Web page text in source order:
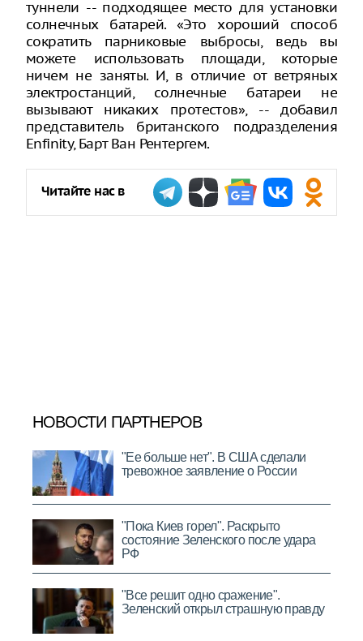
туннели -- подходящее место для установки
солнечных батарей. «Это хороший способ
сократить парниковые выбросы, ведь вы
можете использовать площади, которые
ничем не заняты. И, в отличие от ветряных
электростанций, солнечные батареи не
вызывают никаких протестов», -- добавил
представитель британского подразделения
Enfinity, Барт Ван Рентергем.
Читайте нас в